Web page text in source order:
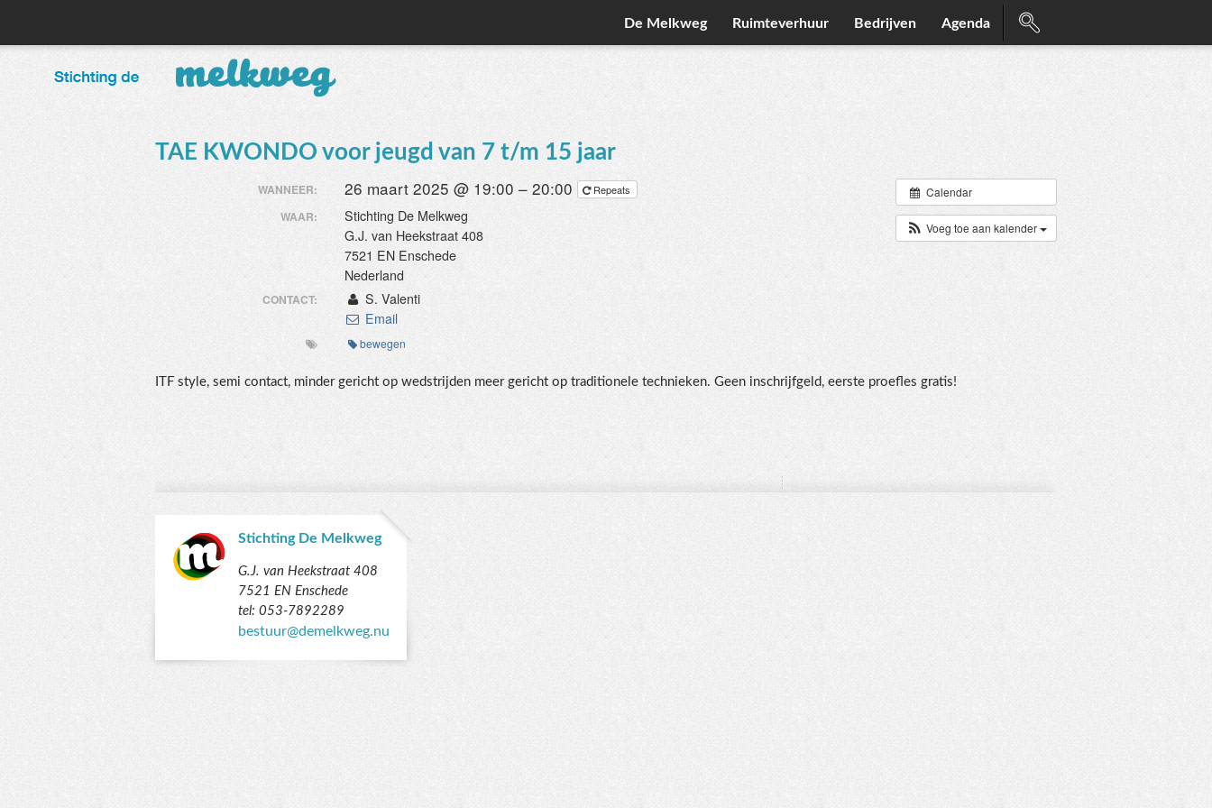
De Melkweg Ruimteverhuur Bedrijven Agenda
TAE KWONDO voor jeugd van 7 t/m 15 jaar
Calendar
Voeg toe aan kalender
WANNEER: 26 maart 2025 @ 19:00 – 20:00 Repeats
WAAR:
Stichting De Melkweg
G.J. van Heekstraat 408
7521 EN Enschede
Nederland
CONTACT:
S. Valenti
Email
bewegen
ITF style, semi contact, minder gericht op wedstrijden meer gericht op traditionele technieken. Geen inschrijfgeld, eerste proefles gratis!
Stichting De Melkweg
G.J. van Heekstraat 408
7521 EN Enschede
tel: 053-7892289
bestuur@demelkweg.nu